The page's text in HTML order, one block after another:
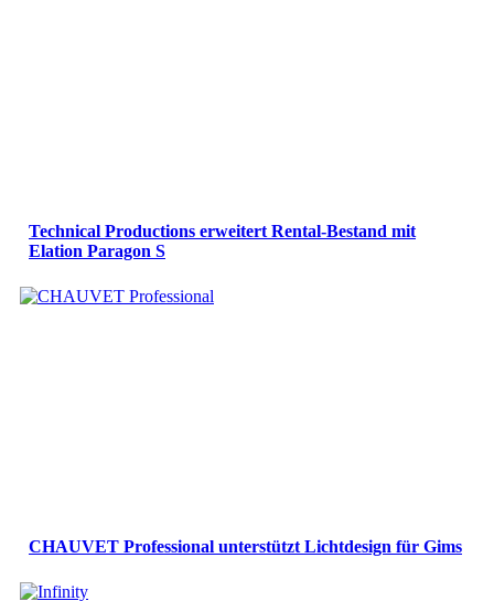
Technical Productions erweitert Rental-Bestand mit
Elation Paragon S
CHAUVET Professional unterstützt Lichtdesign für Gims